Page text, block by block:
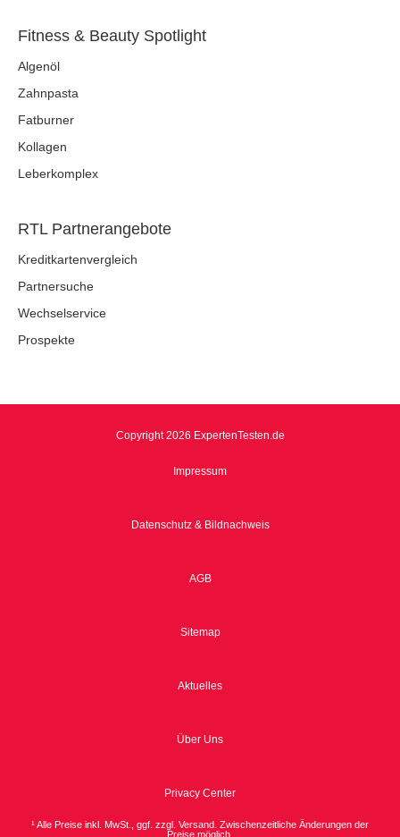
Fitness & Beauty Spotlight
Algenöl
Zahnpasta
Fatburner
Kollagen
Leberkomplex
RTL Partnerangebote
Kreditkartenvergleich
Partnersuche
Wechselservice
Prospekte
Copyright 2026 ExpertenTesten.de
Impressum
Datenschutz & Bildnachweis
AGB
Sitemap
Aktuelles
Über Uns
Privacy Center
¹ Alle Preise inkl. MwSt., ggf. zzgl. Versand. Zwischenzeitliche Änderungen der
Preise möglich.